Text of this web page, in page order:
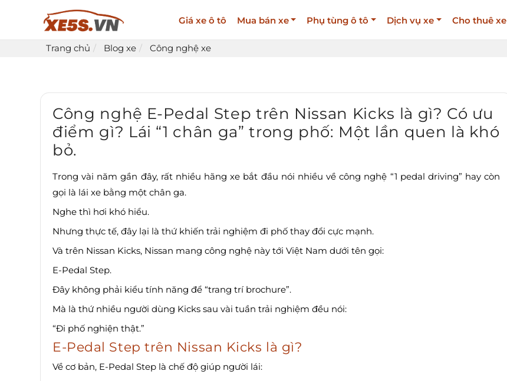
Giá xe ô tô Mua bán xe Phụ tùng ô tô Dịch vụ xe Cho thuê xe
Trang chủ Blog xe Công nghệ xe
Công nghệ E-Pedal Step trên Nissan Kicks là gì? Có ưu
điểm gì? Lái “1 chân ga” trong phố: Một lần quen là khó
bỏ.
Trong vài năm gần đây, rất nhiều hãng xe bắt đầu nói nhiều về công nghệ “1 pedal driving” hay còn
gọi là lái xe bằng một chân ga.
Nghe thì hơi khó hiểu.
Nhưng thực tế, đây lại là thứ khiến trải nghiệm đi phố thay đổi cực mạnh.
Và trên Nissan Kicks, Nissan mang công nghệ này tới Việt Nam dưới tên gọi:
E-Pedal Step.
Đây không phải kiểu tính năng để “trang trí brochure”.
Mà là thứ nhiều người dùng Kicks sau vài tuần trải nghiệm đều nói:
“Đi phố nghiện thật.”
E-Pedal Step trên Nissan Kicks là gì?
Về cơ bản, E-Pedal Step là chế độ giúp người lái: